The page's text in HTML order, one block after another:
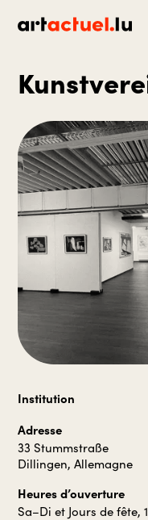
Institution
Adresse
33 Stummstraße
Dillingen, Allemagne
Heures d’ouverture
Sa–Di et Jours de fête,